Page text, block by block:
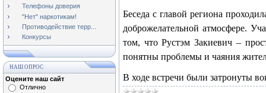
Телефоны доверия
"Нет" наркотикам!
Противодействие терр...
Конкурсы
НАШ ОПРОС
Оцените наш сайт
Отлично
Беседа с главой региона
доброжелательной атмосфере.
том, что Рустэм Закиевич –
понятны проблемы и чаяния
В ходе встречи были затронуты